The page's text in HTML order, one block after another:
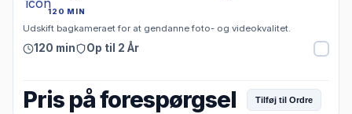
120 MIN
Udskift bagkameraet for at gendanne foto- og videokvalitet.
120 min Op til 2 År
Pris på forespørgsel Tilføj til Ordre